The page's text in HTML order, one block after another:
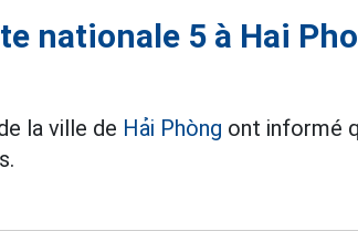
nationale 5 à Hai
la ville de Hải Phòng ont informé